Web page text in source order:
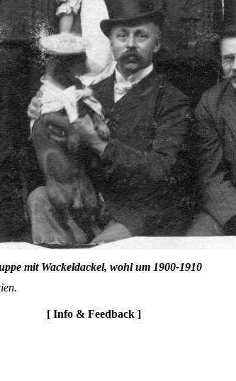
mit Wackeldackel, wohl um 1900-1910
[ Info & Feedback ]